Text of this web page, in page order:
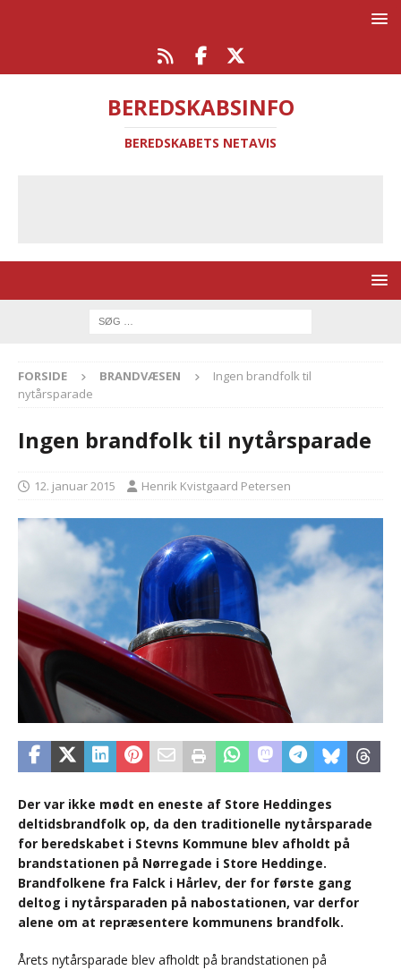
BEREDSKABSINFO
BEREDSKABETS NETAVIS
FORSIDE BRANDVÆSEN
Ingen brandfolk til
nytårsparade
Ingen brandfolk til nytårsparade
12. januar 2015 Henrik Kvistgaard Petersen
Der var ikke mødt en eneste af Store Heddinges
deltidsbrandfolk op, da den traditionelle nytårsparade
for beredskabet i Stevns Kommune blev afholdt på
brandstationen på Nørregade i Store Heddinge.
Brandfolkene fra Falck i Hårlev, der for første gang
deltog i nytårsparaden på nabostationen, var derfor
alene om at repræsentere kommunens brandfolk.
Årets nytårsparade blev afholdt på brandstationen på